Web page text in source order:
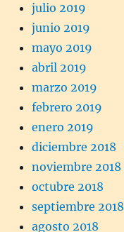
julio 2019
junio 2019
mayo 2019
abril 2019
marzo 2019
febrero 2019
enero 2019
diciembre 2018
noviembre 2018
octubre 2018
septiembre 2018
agosto 2018